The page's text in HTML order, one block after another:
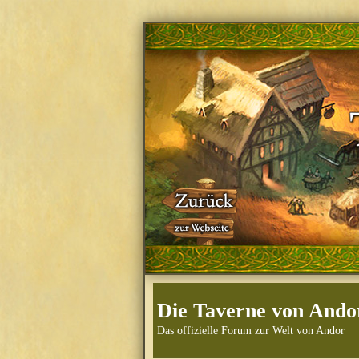
Die Taverne von
Das offizielle Forum zur Welt von Andor